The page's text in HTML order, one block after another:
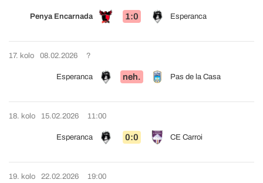
Penya Encarnada 1:0 Esperanca
17. kolo 08.02.2026 ?
Esperanca neh. Pas de la Casa
18. kolo 15.02.2026 11:00
Esperanca 0:0 CE Carroi
19. kolo 22.02.2026 19:00